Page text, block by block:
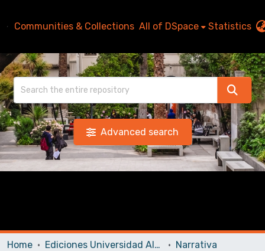
Communities & Collections All of DSpace Statistics
Advanced search
Home Ediciones Universidad Alberto Hurtado
Narrativa